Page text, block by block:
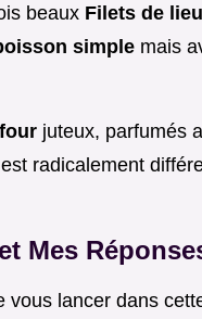
beaux Filets de lieu
simple mais
juteux, parfumés
radicalement
Mes
vous lancer dans